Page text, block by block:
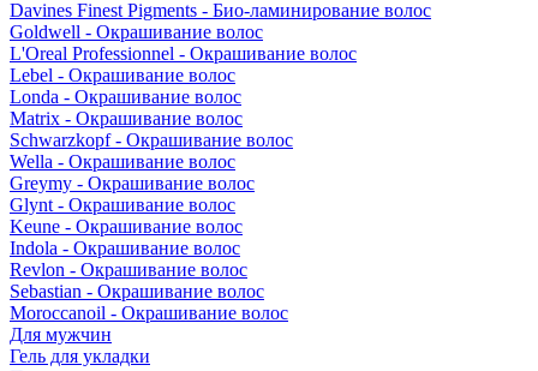
Davines Finest Pigments - Био-ламинирование волос
Goldwell - Окрашивание волос
L'Oreal Professionnel - Окрашивание волос
Lebel - Окрашивание волос
Londa - Окрашивание волос
Matrix - Окрашивание волос
Schwarzkopf - Окрашивание волос
Wella - Окрашивание волос
Greymy - Окрашивание волос
Glynt - Окрашивание волос
Keune - Окрашивание волос
Indola - Окрашивание волос
Revlon - Окрашивание волос
Sebastian - Окрашивание волос
Moroccanoil - Окрашивание волос
Для мужчин
Гель для укладки